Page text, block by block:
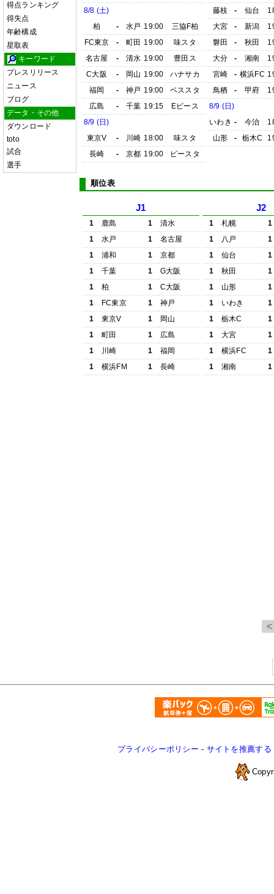
得点ランキング
得失点
年齢構成
星取表
キーワード
プレスリリース
ニュース
ブログ
データ・その他
ダウンロード
toto
試合
選手
8/8 (土)
柏
- 水戸 19:00
三協F柏
FC東京
- 町田 19:00
味スタ
名古屋
- 清水 19:00
豊田ス
C大阪
- 岡山 19:00
ハナサカ
福岡
- 神戸 19:00
ベススタ
広島
- 千葉 19:15
Eピース
8/9 (日)
東京V
- 川崎 18:00
味スタ
長崎
- 京都 19:00 ピースタ
藤枝
- 仙台
大宮
- 新潟
磐田
- 秋田
大分
- 湘南
宮崎
- 横浜FC
鳥栖
- 甲府
8/9 (日)
いわき - 今治
山形
- 栃木C
順位表
J1
1 鹿島 1
清水
1
水戸 1
名古屋
1
浦和 1
京都
1
千葉 1
G大阪
1
柏 1
C大阪
1
FC東京 1
神戸
1
東京V 1
岡山
1
町田 1
広島
1
川崎 1
福岡
1
横浜FM 1 長崎
J2
1 札幌
1
1
八戸
1
1
仙台
1
1
秋田
1
1
山形
1
1
いわき
1
1
栃木C
1
1
大宮
1
1
横浜FC
1
1
湘南 1
プライバシーポリシー - サイトを推薦する